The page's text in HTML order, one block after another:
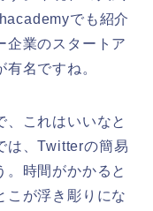
でも紹介
企業のスタートア
名ですね。
、これはいいなと
は、Twitterの簡易
。時間がかかると
こが浮き彫りにな